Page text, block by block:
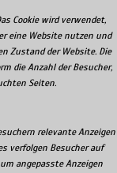
Cookie wird verwendet,
eine Website nutzen und
Zustand der Website. Die
die Anzahl der Besucher,
Seiten.
relevante Anzeigen
verfolgen Besucher auf
angepasste Anzeigen